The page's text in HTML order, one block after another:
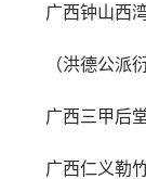
广西钟山西
（洪德公
广西三甲后
广西仁义勒